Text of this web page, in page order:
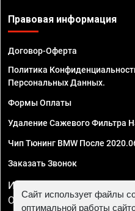
Правовая информация
Договор-Оферта
Политика
Персональных Данных.
Формы Оплаты
Удаление Сажевого Фильтра
Чип Тюнинг BMW После
Заказать Звонок
ИП Смирнов Георгий
ОГРНИП 324470400032610
Сайт использует файлы
оптимальной работы